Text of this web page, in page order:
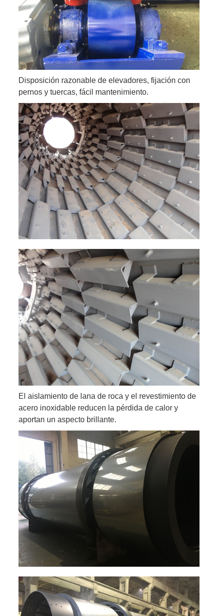
Disposición razonable de elevadores, fijación con
pernos y tuercas, fácil mantenimiento.
El aislamiento de lana de roca y el revestimiento de
acero inoxidable reducen la pérdida de calor y
aportan un aspecto brillante.